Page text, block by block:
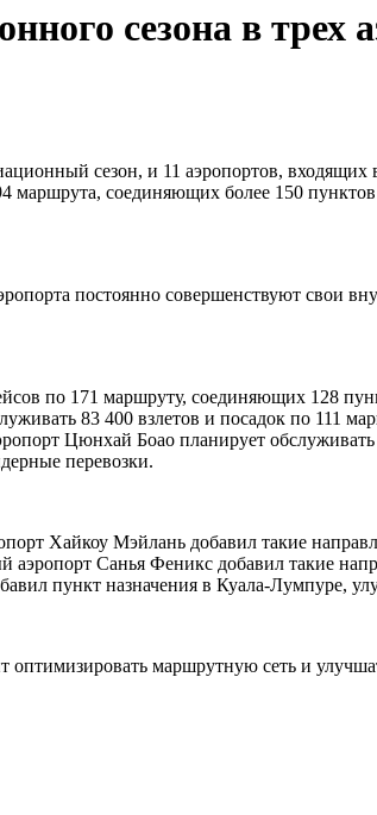
сезона в трех
сезон, и 11 аэропортов,
соединяющих более 150
постоянно совершенствуют свои
по 171 маршруту, соединяющих 128
83 400 взлетов и посадок по 111
Цюнхай Боао планирует
перевозки.
Хайкоу Мэйлань добавил такие
Санья Феникс добавил такие
пункт назначения в Куала-Лумпуре,
маршрутную сеть и